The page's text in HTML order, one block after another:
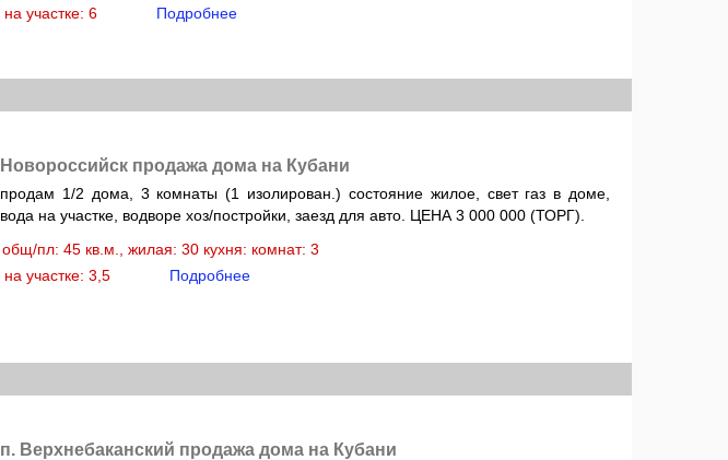
на участке: 6
Подробнее
Новороссийск продажа дома на Кубани
продам 1/2 дома, 3 комнаты (1 изолирован.) состояние жилое, свет газ в доме,
вода на участке, водворе хоз/постройки, заезд для авто. ЦЕНА 3 000 000 (ТОРГ).
общ/пл: 45 кв.м., жилая: 30 кухня: комнат: 3
на участке: 3,5
Подробнее
п. Верхнебаканский продажа дома на Кубани